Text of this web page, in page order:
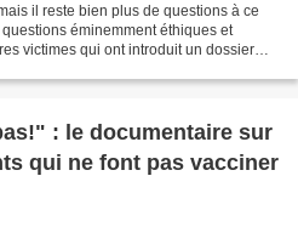
il reste bien plus de questions à ce
éminemment éthiques et
victimes qui ont introduit un dossier
: le documentaire sur
qui ne font pas vacciner